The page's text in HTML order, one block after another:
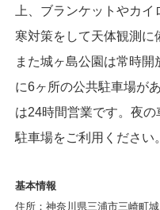
上、ブランケットやカ
寒対策をして天体観測に
また城ヶ島公園は常時
に6ヶ所の公共駐車場が
は24時間営業です。夜
駐車場をご利用ください。
基本情報
住所：神奈川県三浦市三崎町